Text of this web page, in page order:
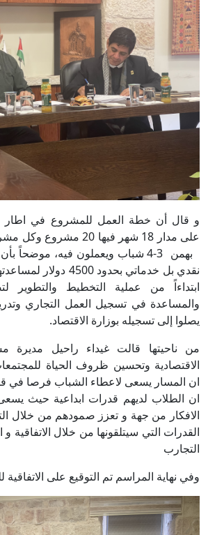
و قال أن خطة العمل للمشروع في اطار
على مدار 18 شهر فيها 20
بهمن 3-4 شباب ويعملون فيه، موضحاً
نقدي بل خدماتي بحدود
ابتداءاً من عملية التخطيط والتطوير
والمساعدة في تسجيل العمل التجاري
يصلوا إلى تسجيله بوزارة الاقتصاد.
من ناحيتها قالت غيداء راحيل مديرة
الاقتصادية وتحسين ظروف الحياة
ان المسار يسعى لاعطاء الشباب فرصا في
ان الطلاب لديهم قدرات ابداعية حيث
الافكار من جهة و تعزز صمودهم من خلال
القدرات التي سيتلقونها من خلال الاتفاقية
التجارب
وفي نهاية المراسم تم التوقيع على الاتفاقية